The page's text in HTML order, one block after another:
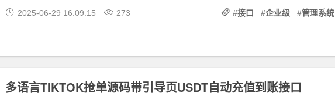
2025-06-29 16:09:15 273 #接口 #企业级 #管理系统
多语言TIKTOK抢单源码带引导页USDT自动充值到账接口